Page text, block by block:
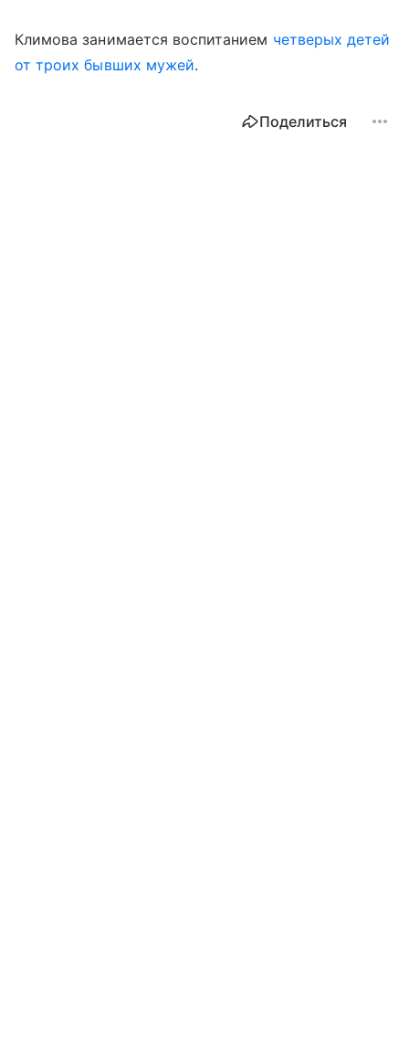
Климова занимается воспитанием четверых детей
от троих бывших мужей.
Поделиться